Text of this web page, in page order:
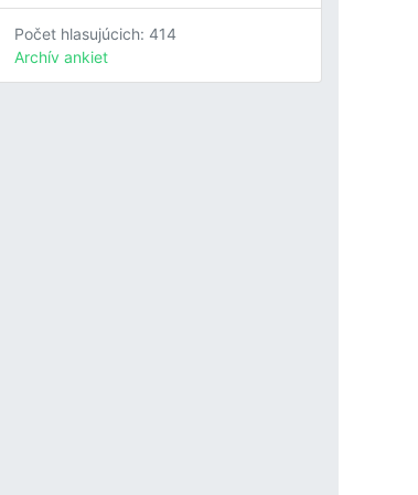
Počet hlasujúcich: 414
Archív ankiet